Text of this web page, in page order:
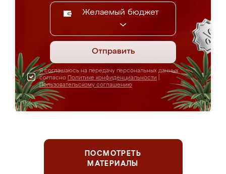
Желаемый бюджет
Отправить
Я соглашаюсь на передачу персональных данных
согласно Политике конфиденциальности
Пользовательскому соглашению
ПОСМОТРЕТЬ
МАТЕРИАЛЫ